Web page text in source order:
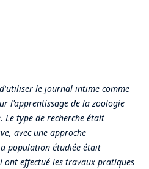
le journal intime comme
l'apprentissage de la zoologie
Le type de recherche était
avec une approche
population étudiée était
ont effectué les travaux pratiques